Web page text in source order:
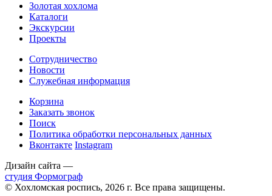
Золотая хохлома
Каталоги
Экскурсии
Проекты
Сотрудничество
Новости
Служебная информация
Корзина
Заказать звонок
Поиск
Политика обработки персональных данных
Вконтакте Instagram
Дизайн сайта —
студия Формограф
© Хохломская роспись, 2026 г. Все права защищены.